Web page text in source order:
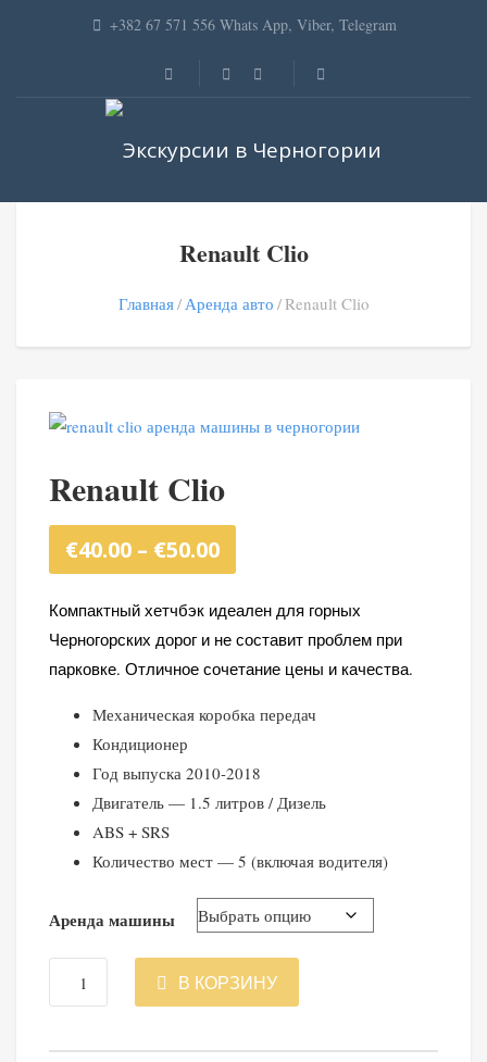
+382 67 571 556 Whats App, Viber, Telegram
Renault Clio
Главная Аренда авто Renault Clio
Renault Clio
€40.00 – €50.00Диапазон
€40.00
Компактный хетчбэк идеален для горных
Черногорских дорог и не составит проблем при
парковке. Отличное сочетание цены и качества.
Механическая коробка передач
Кондиционер
Год выпуска 2010-2018
Двигатель — 1.5 литров / Дизель
ABS + SRS
Количество мест — 5 (включая водителя)
Аренда машины
Количество В КОРЗИНУ